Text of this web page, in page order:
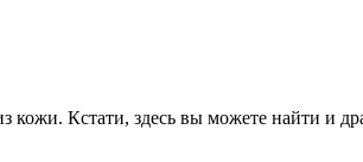
кожи. Кстати, здесь вы можете найти и